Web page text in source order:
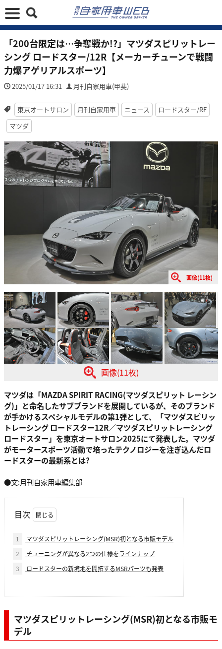
「200台限定は…争奪戦か!?」マツダスピリットレー
シング ロードスター/12R【メーカーチューンで戦闘
力爆アゲリアルスポーツ】
2025/01/17 16:31 月刊自家用車(甲斐)
東京オートサロン 月刊自家用車 ニュース
ロードスター/RF
マツダ
画像(11枚)
画像(11枚)
マツダは「MAZDA SPIRIT RACING(マツダスピリット レーシン
グ)」と命名したサブブランドを展開しているが、そのブランド
が手かけるスペシャルモデルの第1弾として、「マツダスピリッ
トレーシング ロードスター12R／マツダスピリットレーシング
ロードスター」を東京オートサロン2025にて発表した。マツダ
がモータースポーツ活動で培ったテクノロジーを注ぎ込んだロ
ードスターの最新系とは?
●文:月刊自家用車編集部
目次
1
マツダスピリットレーシング(MSR)初となる市販モデル
2
チューニングが異なる2つの仕様をラインナップ
3
ロードスターの新境地を開拓するMSRパーツも発表
マツダスピリットレーシング(MSR)初となる市販モ
デル